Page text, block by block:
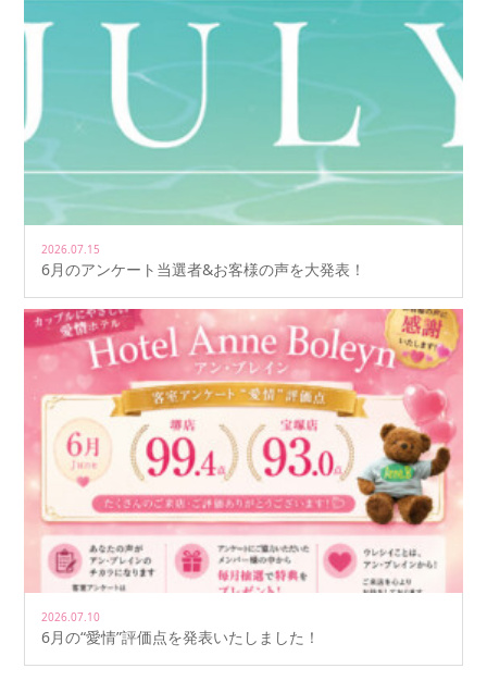
2026.07.15
6月のアンケート当選者&お客様の声を大発表！
2026.07.10
6月の“愛情”評価点を発表いたしました！